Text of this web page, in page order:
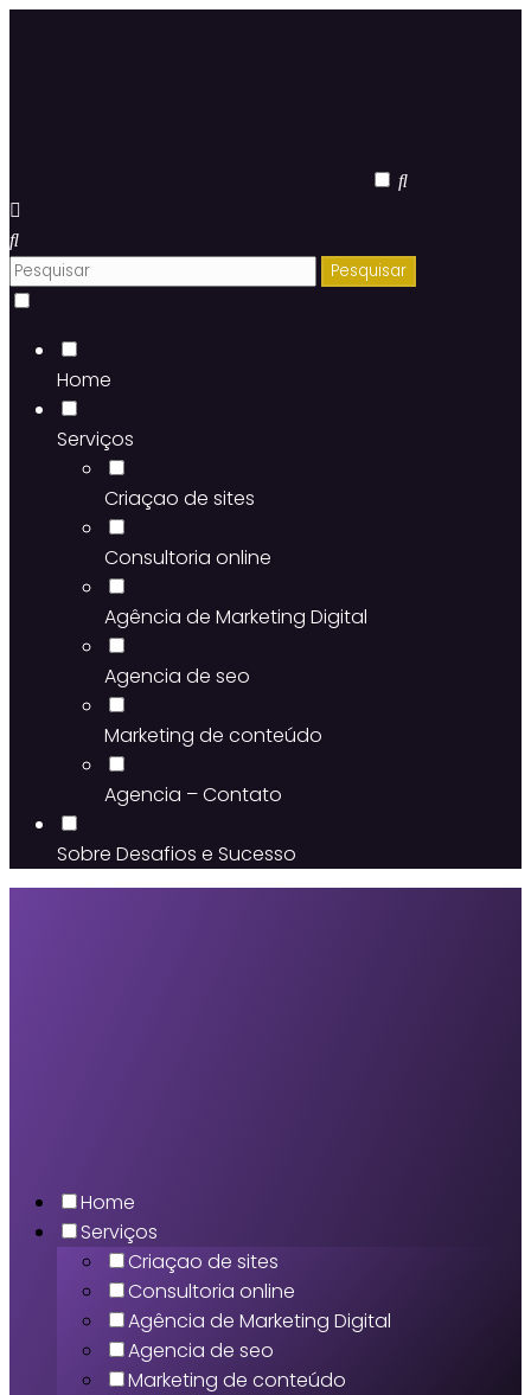
Home
Serviços
Criaçao de sites
Consultoria online
Agência de Marketing Digital
Agencia de seo
Marketing de conteúdo
Agencia – Contato
Sobre Desafios e Sucesso
Home
Serviços
Criaçao de sites
Consultoria online
Agência de Marketing Digital
Agencia de seo
Marketing de conteúdo